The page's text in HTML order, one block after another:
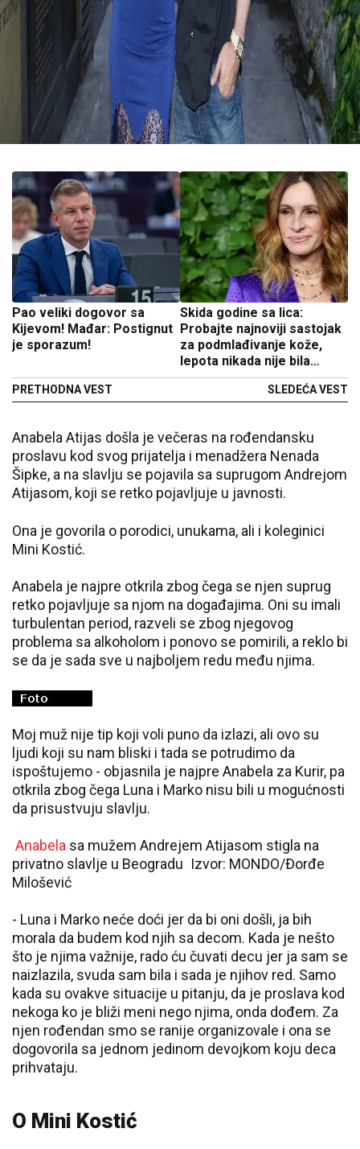
Pao veliki dogovor sa
Kijevom! Mađar: Postignut
je sporazum!
PRETHODNA VEST
Skida godine sa lica:
Probajte najnoviji sastojak
za podmlađivanje kože,
lepota nikada nije bila
ovako jednostavna
SLEDEĆA VEST
Anabela Atijas došla je večeras na rođendansku
proslavu kod svog prijatelja i menadžera Nenada
Šipke, a na slavlju se pojavila sa suprugom Andrejom
Atijasom, koji se retko pojavljuje u javnosti.
Ona je govorila o porodici, unukama, ali i koleginici
Mini Kostić.
Anabela je najpre otkrila zbog čega se njen suprug
retko pojavljuje sa njom na događajima. Oni su imali
turbulentan period, razveli se zbog njegovog
problema sa alkoholom i ponovo se pomirili, a reklo bi
se da je sada sve u najboljem redu među njima.
Moj muž nije tip koji voli puno da izlazi, ali ovo su
ljudi koji su nam bliski i tada se potrudimo da
ispoštujemo - objasnila je najpre Anabela za Kurir, pa
otkrila zbog čega Luna i Marko nisu bili u mogućnosti
da prisustvuju slavlju.
Anabela sa mužem Andrejem Atijasom stigla na
privatno slavlje u Beogradu Izvor: MONDO/Đorđe
Milošević
- Luna i Marko neće doći jer da bi oni došli, ja bih
morala da budem kod njih sa decom. Kada je nešto
što je njima važnije, rado ću čuvati decu jer ja sam se
naizlazila, svuda sam bila i sada je njihov red. Samo
kada su ovakve situacije u pitanju, da je proslava kod
nekoga ko je bliži meni nego njima, onda dođem. Za
njen rođendan smo se ranije organizovale i ona se
dogovorila sa jednom jedinom devojkom koju deca
prihvataju.
O Mini Kostić